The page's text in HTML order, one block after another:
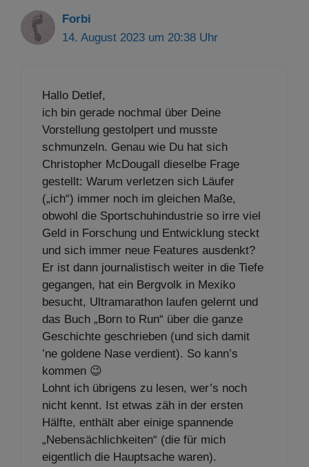
Forbi
14. August 2023 um 20:38 Uhr
Hallo Detlef,
ich bin gerade nochmal über Deine
Vorstellung gestolpert und musste
schmunzeln. Genau wie Du hat sich
Christopher McDougall dieselbe Frage
gestellt: Warum verletzen sich Läufer
(„ich“) immer noch im gleichen Maße,
obwohl die Sportschuhindustrie so irre viel
Geld in Forschung und Entwicklung steckt
und sich immer neue Features ausdenkt?
Er ist dann journalistisch weiter in die Tiefe
gegangen, hat ein Bergvolk in Mexiko
besucht, Ultramarathon laufen gelernt und
das Buch „Born to Run“ über die ganze
Geschichte geschrieben (und sich damit
’ne goldene Nase verdient). So kann’s
kommen 😉
Lohnt ich übrigens zu lesen, wer’s noch
nicht kennt. Ist etwas zäh in der ersten
Hälfte, enthält aber einige spannende
„Nebensächlichkeiten“ (die für mich
eigentlich die Hauptsache waren).